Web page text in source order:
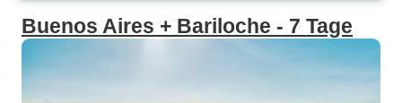
Buenos Aires + Bariloche - 7 Tage